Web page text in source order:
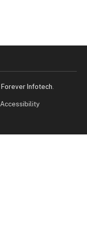
Forever Infotech
Accessibility